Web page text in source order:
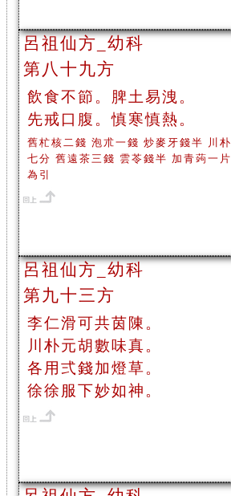
呂祖仙方_幼科
第八十九方
飲食不節。脾土易洩。
先戒口腹。慎寒慎熱。
舊杧核二錢 泡朮一錢 炒麥牙錢半 川朴
七分 舊遠茶三錢 雲苓錢半 加青蒟一片
為引
呂祖仙方_幼科
第九十三方
李仁滑可共茵陳。
川朴元胡數味真。
各用弍錢加燈草。
徐徐服下妙如神。